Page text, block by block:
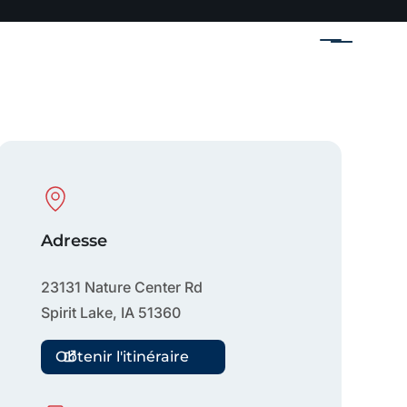
Menu
Physical Location
Adresse
23131 Nature Center Rd
Spirit Lake, IA 51360
Obtenir l'itinéraire